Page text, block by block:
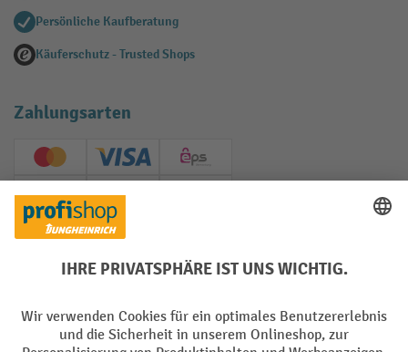
Persönliche Kaufberatung
Käuferschutz - Trusted Shops
Zahlungsarten
Creditcard (Master)Creditcard (Visa)
EPS
PayPal
Soziale Netzwerke